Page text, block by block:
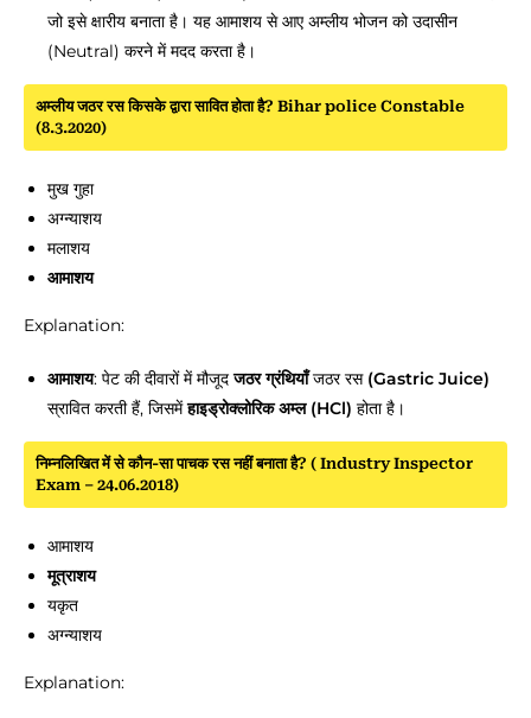
जो इसे क्षारीय बनाता है। यह आमाशय से आए अम्लीय भोजन को उदासीन
(Neutral) करने में मदद करता है।
अम्लीय जठर रस किसके द्वारा सावित होता है? Bihar police Constable
(8.3.2020)
मुख गुहा
अग्न्याशय
मलाशय
आमाशय
Explanation:
आमाशय: पेट की दीवारों में मौजूदजठर ग्रंथियाँजठर रस(Gastric Juice)
स्रावित करती हैं, जिसमेंहाइड्रोक्लोरिक अम्ल (HCl) होता है।
निम्नलिखित में से कौन-सा पाचक रस नहीं बनाता है? ( Industry Inspector
Exam – 24.06.2018)
आमाशय
मूत्राशय
यकृत
अग्न्याशय
Explanation: